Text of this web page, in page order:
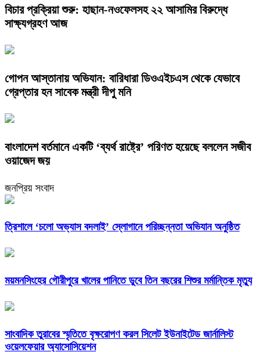
বিচার প্রক্রিয়া শুরু: হাছান-নওফেলসহ ২২ আসামির বিরুদ্ধে
সাক্ষ্যগ্রহণ আজ
গোপন আস্তানায় অভিযান: বারিধারা ডিওএইচএস থেকে যেভাবে
গ্রেপ্তার হন সাবেক মন্ত্রী দীপু মনি
বাংলাদেশ বর্তমানে একটি ‘ব্যর্থ রাষ্ট্রে’ পরিণত হয়েছে বললেন সজীব
ওয়াজেদ জয়
জনপ্রিয় সংবাদ
‎ত্রিশালে ‘চলো অভ্যাস বদলাই’ স্লোগানে পরিচ্ছন্নতা অভিযান অনুষ্ঠিত
ময়মনসিংহের গৌরীপুরে খালের পানিতে ডুবে তিন বছরের শিশুর মর্মান্তিক মৃত্যু
সাংবাদিক তুরাবের স্মৃতিতে বৃক্ষরোপণ করল সিলেট ইউনাইটেড জার্নালিস্ট
ওয়েলফেয়ার অ্যাসোসিয়েশন